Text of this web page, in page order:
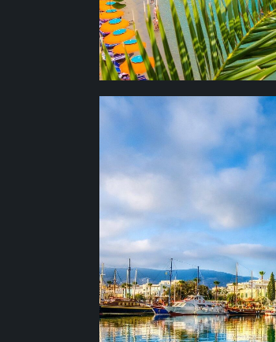
КОС
Невероятно
множеством
современной медицины»
огромный, разлапистый
легендарного лекаря
здесь практически
целебные термальные
таверн доносятся